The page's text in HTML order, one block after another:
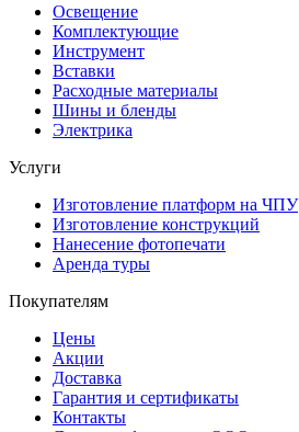
Освещение
Комплектующие
Инструмент
Вставки
Расходные материалы
Шины и бленды
Электрика
Услуги
Изготовление платформ на ЧПУ
Изготовление конструкций
Нанесение фотопечати
Аренда туры
Покупателям
Цены
Акции
Доставка
Гарантия и сертификаты
Контакты